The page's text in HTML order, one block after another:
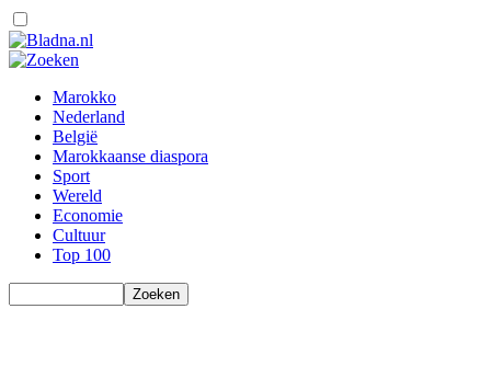
Marokko
Nederland
België
Marokkaanse diaspora
Sport
Wereld
Economie
Cultuur
Top 100